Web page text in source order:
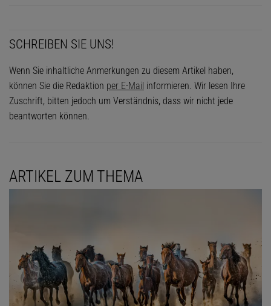
SCHREIBEN SIE UNS!
Wenn Sie inhaltliche Anmerkungen zu diesem Artikel haben,
können Sie die Redaktion per E-Mail informieren. Wir lesen Ihre
Zuschrift, bitten jedoch um Verständnis, dass wir nicht jede
beantworten können.
ARTIKEL ZUM THEMA